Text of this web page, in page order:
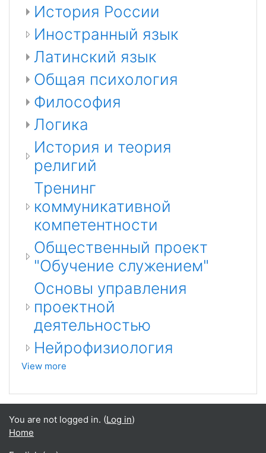
История России
Иностранный язык
Латинский язык
Общая психология
Философия
Логика
История и теория
религий
Тренинг
коммуникативной
компетентности
Общественный проект
"Обучение служением"
Основы управления
проектной
деятельностью
Нейрофизиология
View more
You are not logged in. (Log in)
Home